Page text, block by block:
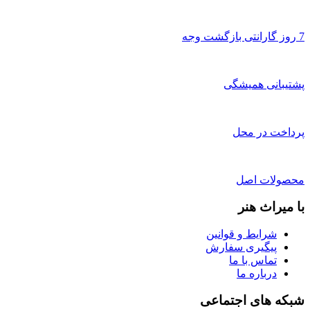
7 روز گارانتی بازگشت وجه
پشتیبانی همیشگی
پرداخت در محل
محصولات اصل
با میراث هنر
شرایط و قوانین
پیگیری سفارش
تماس با ما
درباره ما
شبکه های اجتماعی